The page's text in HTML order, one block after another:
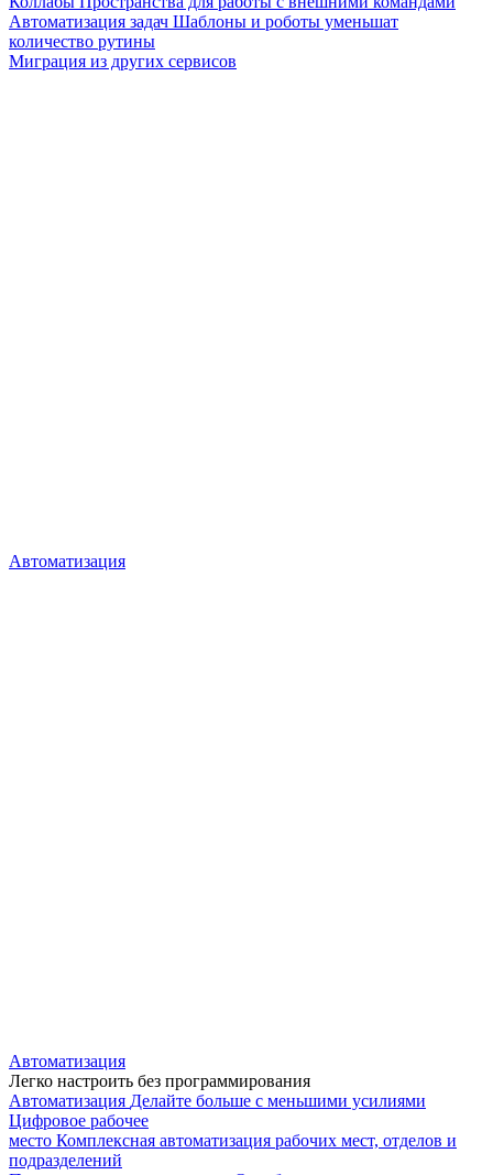
Автоматизация задач Шаблоны и роботы уменьшат
количество рутины
Миграция из других сервисов
Автоматизация
Автоматизация
Легко настроить без программирования
Автоматизация Делайте больше с меньшими усилиями
Цифровое рабочее
место Комплексная автоматизация рабочих мест, отделов и
подразделений